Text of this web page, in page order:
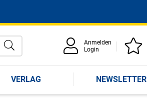
Anmelden
Login
VERLAG NEWSLETTER